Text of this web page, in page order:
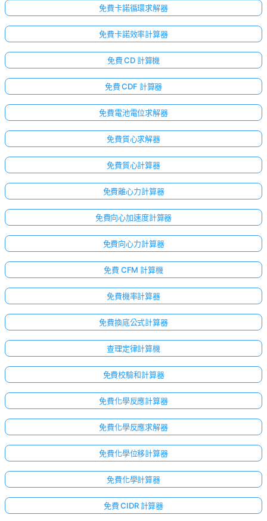
免費卡諾循環求解器
免費卡諾效率計算器
免費 CD 計算機
免費 CDF 計算器
免費電池電位求解器
免費質心求解器
免費質心計算器
免費離心力計算器
免費向心加速度計算器
免費向心力計算器
免費 CFM 計算機
免費機率計算器
免費換底公式計算器
查理定律計算機
免費校驗和計算器
免費化學反應計算器
免費化學反應求解器
免費化學位移計算器
免費化學計算器
免費 CIDR 計算器